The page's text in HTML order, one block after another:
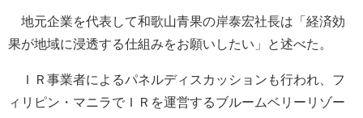
地元企業を代表して和歌山青果の岸泰宏社長は「経済効
果が地域に浸透する仕組みをお願いしたい」と述べた。
ＩＲ事業者によるパネルディスカッションも行われ、フ
ィリピン・マニラでＩＲを運営するブルームベリーリゾー